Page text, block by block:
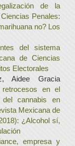
de la
Penales:
no? Los
del sistema
de Ciencias
Electorales
Aidee Gracia
en el
cannabis en
Mexicana de
¿Alcohol sí,
empresa y